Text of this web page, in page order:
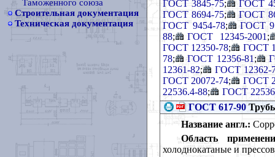
Таможенного союза
Строительная документация
Техническая документация
ГОСТ 3845-75;
ГОСТ
ГОСТ 8694-75;
ГОСТ
ГОСТ 9454-78;
ГОСТ
88; ГОСТ 12345-2001 ;
ГОСТ 12350-78;
ГОСТ
78; ГОСТ 12356-81 ;
12361-82;
ГОСТ 12362-
ГОСТ 20072-74;
ГОСТ
22536.4-88;
ГОСТ
ГОСТ 617-90
Название англ.:
Область
холоднокатаные и